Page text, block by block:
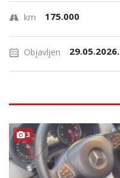
km 175.000
Objavljen 29.05.2026.
3